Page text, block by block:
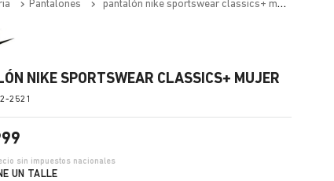
pantalones pantalón nike sportswear classics+ mujer
NIKE SPORTSWEAR CLASSICS+ MUJER
2521
sin impuestos nacionales